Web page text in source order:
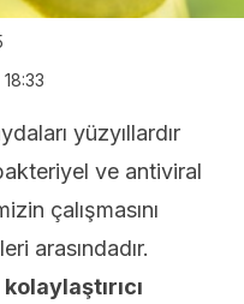
yüzyıllardır
ve antiviral
çalışmasını
arasındadır.